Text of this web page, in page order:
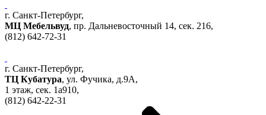
г. Санкт-Петербург,
МЦ Мебельвуд, пр. Дальневосточный 14, сек. 216,
(812) 642-72-31
г. Санкт-Петербург,
ТЦ Кубатура, ул. Фучика, д.9А,
1 этаж, сек. 1a910,
(812) 642-22-31